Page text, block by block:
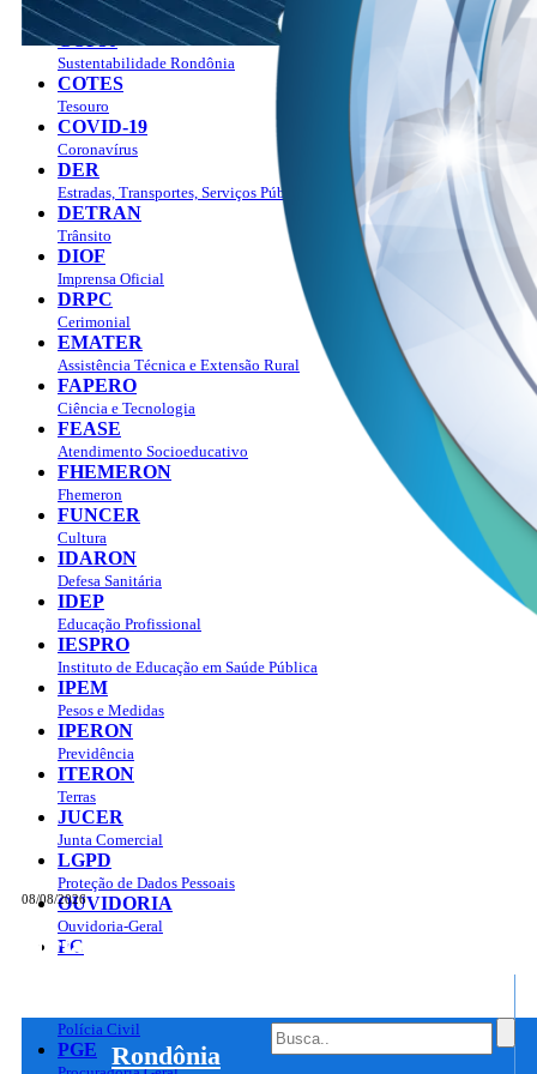
08/08/2026
Portal do Governo do
Rondônia
Contabilidade
COP30
Sustentabilidade Rondônia
COTES
Tesouro
COVID-19
Coronavírus
DER
Estradas, Transportes, Serviços Públicos
DETRAN
Trânsito
DIOF
Imprensa Oficial
DRPC
Cerimonial
EMATER
Assistência Técnica e Extensão Rural
FAPERO
Ciência e Tecnologia
FEASE
Atendimento Socioeducativo
FHEMERON
Fhemeron
FUNCER
Cultura
IDARON
Defesa Sanitária
IDEP
Educação Profissional
IESPRO
Instituto de Educação em Saúde Pública
IPEM
Pesos e Medidas
IPERON
Previdência
ITERON
Terras
JUCER
Junta Comercial
LGPD
Proteção de Dados Pessoais
OUVIDORIA
Ouvidoria-Geral
PC
Polícia Civil
PGE